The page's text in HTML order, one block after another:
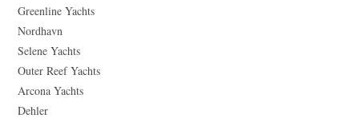
Greenline Yachts
Nordhavn
Selene Yachts
Outer Reef Yachts
Arcona Yachts
Dehler